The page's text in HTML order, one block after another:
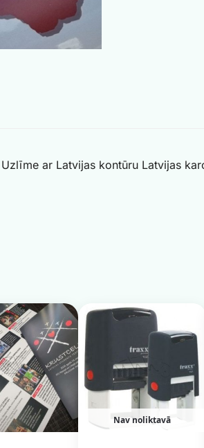
ar Latvijas kontūru Latvijas
Nav noliktavā